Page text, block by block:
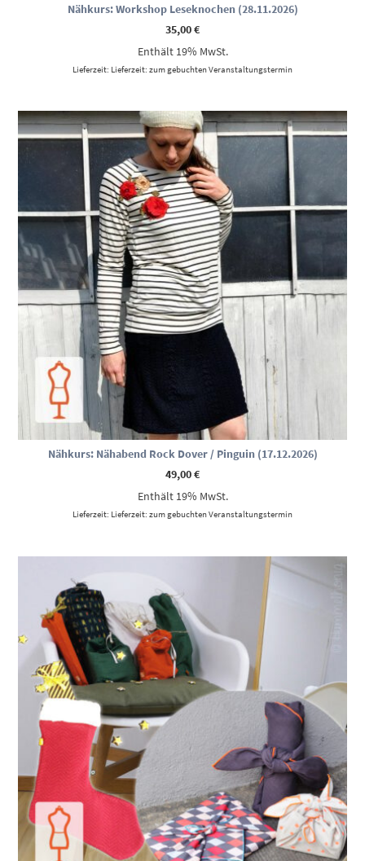
Nähkurs: Workshop Leseknochen (28.11.2026)
35,00€
Enthält 19% MwSt.
Lieferzeit: Lieferzeit: zum gebuchten Veranstaltungstermin
Nähkurs: Nähabend Rock Dover / Pinguin (17.12.2026)
49,00€
Enthält 19% MwSt.
Lieferzeit: Lieferzeit: zum gebuchten Veranstaltungstermin